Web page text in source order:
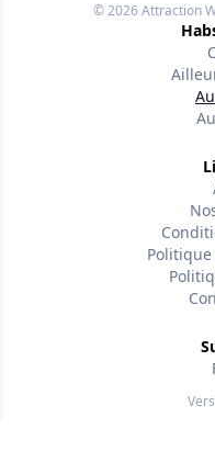
© 2026Attraction